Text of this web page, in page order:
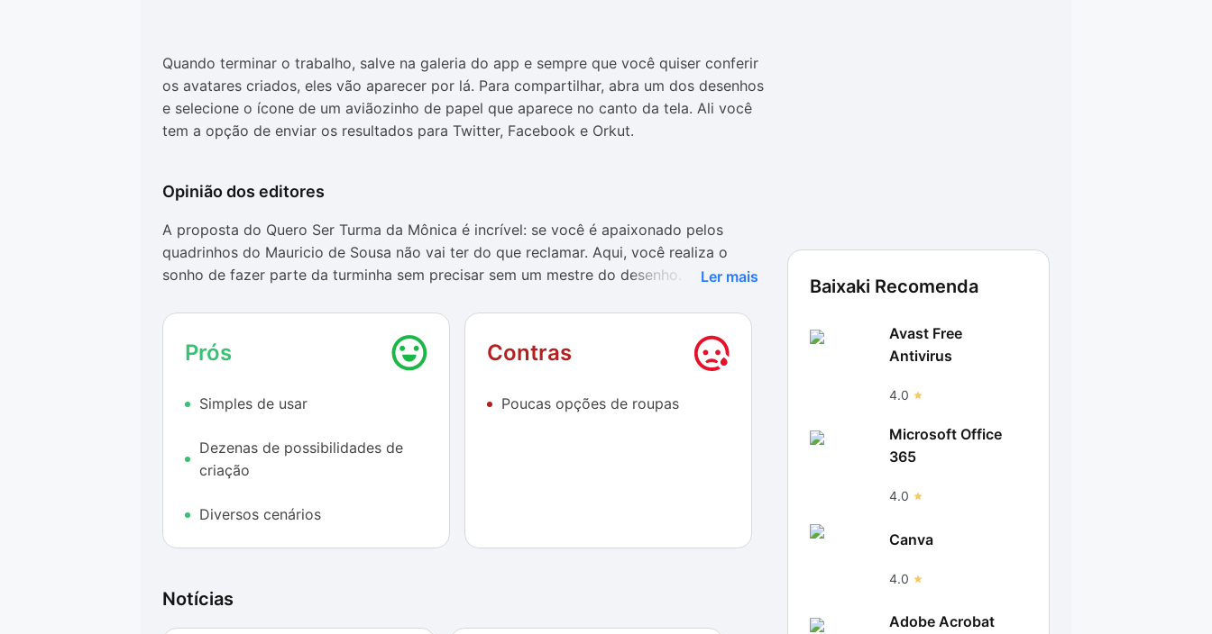
Quando terminar o trabalho, salve na galeria do app e sempre que você quiser conferir
os avatares criados, eles vão aparecer por lá. Para compartilhar, abra um dos desenhos
e selecione o ícone de um aviãozinho de papel que aparece no canto da tela. Ali você
tem a opção de enviar os resultados para Twitter, Facebook e Orkut.
Opinião dos editores
A proposta do Quero Ser Turma da Mônica é incrível: se você é apaixonado pelos
quadrinhos do Mauricio de Sousa não vai ter do que reclamar. Aqui, você realiza o
sonho de fazer parte da turminha sem precisar sem um mestre do desenho.
O sistema é fácil de usar, até mesmo pelas crianças. Os ícones são intuitivos e todos os
textos estão em português, o que facilita muito o trabalho para quem não entende
nada de inglês. A variedade de roupas e acessórios não é tão grande, o que faz com
todas as possibilidades de cores e formatos.
O que mais agrada no aplicativo é a possibilidade de mudar os cenários, podendo,
inclusive, escolher cidades do Brasil como fundo. O compartilhamento de imagens
os amigos.
Ler mais
Prós
Simples de usar
Dezenas de possibilidades de
criação
Diversos cenários
Contras
Poucas opções de roupas
Notícias
Baixaki Recomenda
Avast Free
Antivirus
4.0
Microsoft Office
365
4.0
Canva
4.0
Adobe Acrobat